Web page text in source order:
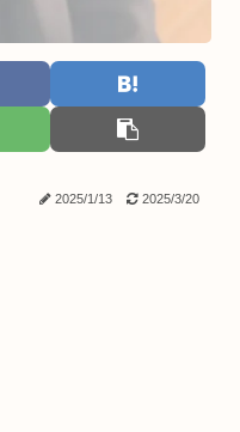
2025/1/13 2025/3/20